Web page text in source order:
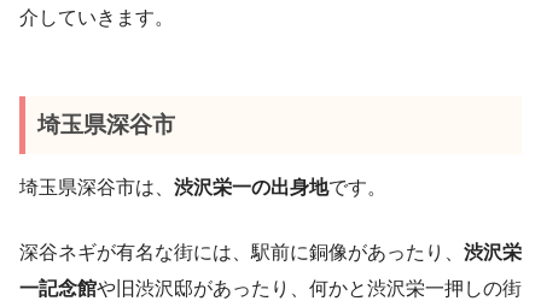
介していきます。
埼玉県深谷市
埼玉県深谷市は、 渋沢栄一の出身地です。
深谷ネギが有名な街には、駅前に銅像があったり、 渋沢栄
一記念館や旧渋沢邸があったり、何かと渋沢栄一押しの街